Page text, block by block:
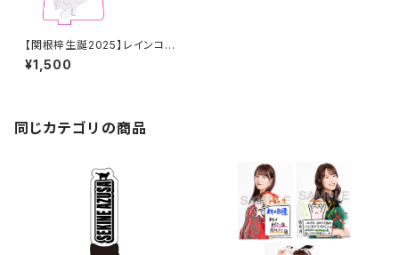
【関根梓生誕2025】レインコー
トアクリルキーホルダー
¥1,500
同じカテゴリの商品